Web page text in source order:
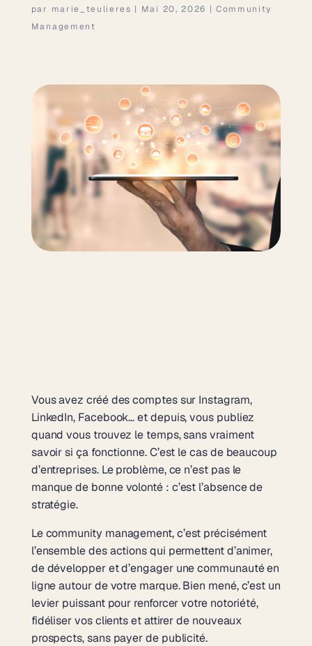
par marie_teulieres | Mai 20, 2026 | Community
Management
Vous avez créé des comptes sur Instagram,
LinkedIn, Facebook… et depuis, vous publiez
quand vous trouvez le temps, sans vraiment
savoir si ça fonctionne. C’est le cas de beaucoup
d’entreprises. Le problème, ce n’est pas le
manque de bonne volonté : c’est l’absence de
stratégie.
Le community management, c’est précisément
l’ensemble des actions qui permettent d’animer,
de développer et d’engager une communauté en
ligne autour de votre marque. Bien mené, c’est un
levier puissant pour renforcer votre notoriété,
fidéliser vos clients et attirer de nouveaux
prospects, sans payer de publicité.